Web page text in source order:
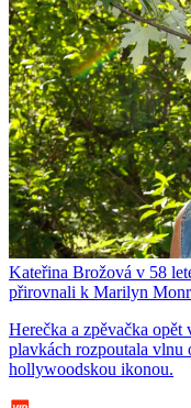
Kateřina Brožová v 58
přirovnali k Marilyn
Herečka a zpěvačka
plavkách rozpoutala
hollywoodskou ikonou.